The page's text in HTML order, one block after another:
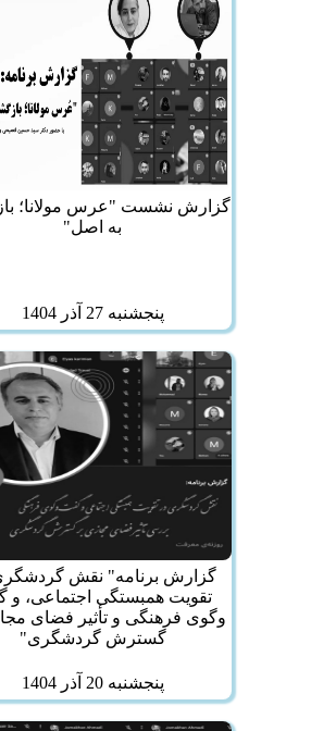
گزارش نشست "عرس مولانا؛
به اصل"
پنجشنبه 27 آذر 1404
گزارش برنامه" نقش
تقویت همبستگی اجتماعی، و
وگوی فرهنگی و تأثیر فضای
گسترش گردشگری"
پنجشنبه 20 آذر 1404